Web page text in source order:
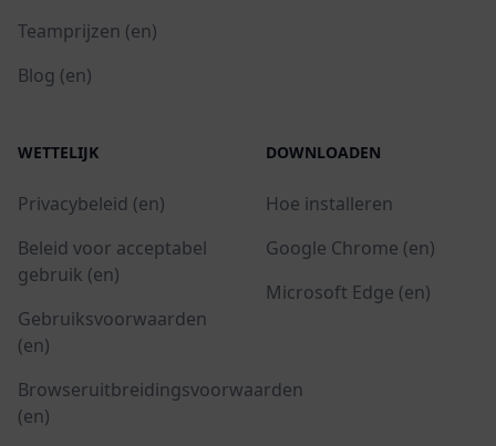
Teamprijzen (en)
Blog (en)
WETTELIJK
Privacybeleid (en)
Beleid voor acceptabel
gebruik (en)
Gebruiksvoorwaarden
(en)
Browseruitbreidingsvoorwaarden
(en)
DOWNLOADEN
Hoe installeren
Google Chrome (en)
Microsoft Edge (en)